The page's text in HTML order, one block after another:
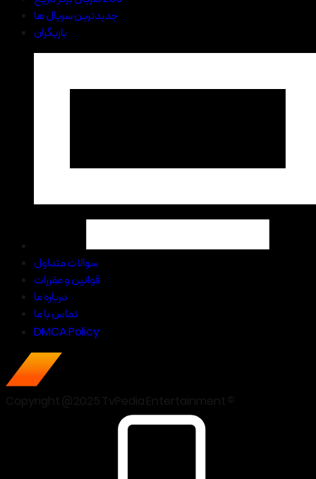
جدیدترین سریال ها
بازیگران
سوالات متداول
قوانین و مقررات
درباره ما
تماس با ما
DMCA Policy